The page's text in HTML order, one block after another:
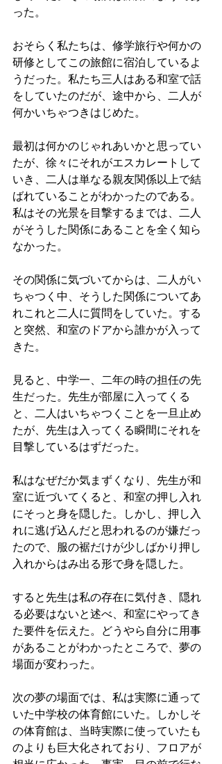
った。
おそらく私たちは、修学旅行や何かの
研修としてこの旅館に宿泊しているよ
うだった。私たち三人はある和室で話
をしていたのだが、途中から、二人が
何かいちゃつきはじめた。
最初は何かのじゃれあいかと思ってい
たが、徐々にそれがエスカレートして
いき、二人は単なる親友関係以上で結
ばれていることがわかったのである。
私はその光景を目撃するまでは、二人
がそうした関係にあることを全く知ら
なかった。
その関係に気づいてからは、二人がい
ちゃつく中、そうした関係についてあ
れこれと二人に質問をしていた。する
と突然、和室のドアから誰かが入って
きた。
見ると、中学一、二年の時の担任の先
生だった。先生が部屋に入ってくる
と、二人はいちゃつくことを一旦止め
たが、先生は入ってくる瞬間にそれを
目撃しているはずだった。
私はなぜだか気まずくなり、先生が和
室に近づいてくると、和室の押し入れ
にそっと身を隠した。しかし、押し入
れに逃げ込んだと思われるのが嫌だっ
たので、服の裾だけが少しばかり押し
入れからはみ出る形で身を隠した。
すると先生は私の存在に気付き、隠れ
る必要はないと述べ、和室にやってき
た要件を伝えた。どうやら自分に用事
があることがわかったところで、夢の
場面が変わった。
次の夢の場面では、私は実際に通って
いた中学校の体育館にいた。しかしそ
の体育館は、当時実際に使っていたも
のよりも巨大化されており、フロアが